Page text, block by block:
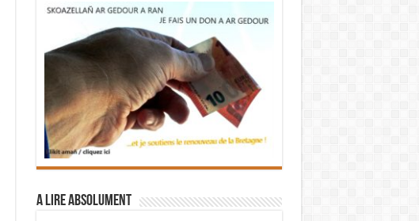
A lire absolument